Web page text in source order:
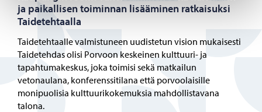
ja paikallisen toiminnan lisääminen ratkaisuksi
Taidetehtaalla
Taidetehtaalle valmistuneen uudistetun vision mukaisesti
Taidetehdas olisi Porvoon keskeinen kulttuuri- ja
tapahtumakeskus, joka toimisi sekä matkailun
vetonaulana, konferenssitilana että porvoolaisille
monipuolisia kulttuurikokemuksia mahdollistavana
talona.